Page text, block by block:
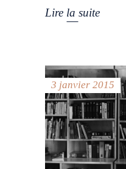
Lire la suite
3 janvier 2015